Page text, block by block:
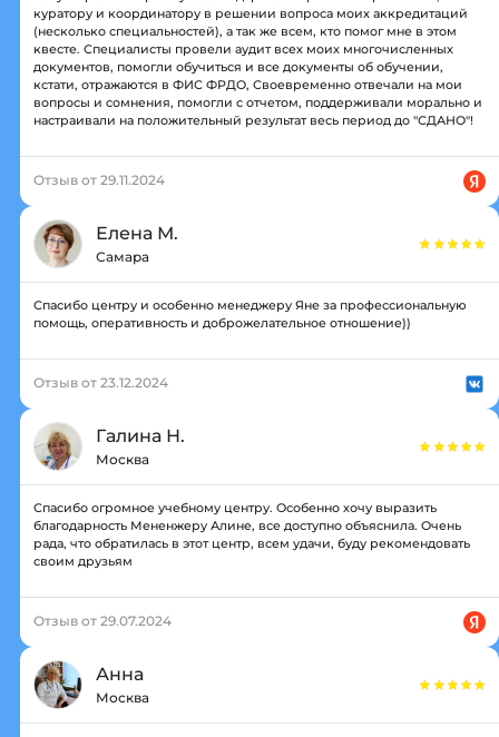
куратору и координатору в решении вопроса моих аккредитаций
(несколько специальностей), а так же всем, кто помог мне в этом
квесте. Специалисты провели аудит всех моих многочисленных
документов, помогли обучиться и все документы об обучении,
кстати, отражаются в ФИС ФРДО, Своевременно отвечали на мои
вопросы и сомнения, помогли с отчетом, поддерживали морально и
настраивали на положительный результат весь период до "СДАНО"!
Отзыв от 29.11.2024
Елена М.
Самара
Спасибо центру и особенно менеджеру Яне за профессиональную
помощь, оперативность и доброжелательное отношение))
Отзыв от 23.12.2024
Галина Н.
Москва
Спасибо огромное учебному центру. Особенно хочу выразить
благодарность Мененжеру Алине, все доступно объяснила. Очень
рада, что обратилась в этот центр, всем удачи, буду рекомендовать
своим друзьям
Отзыв от 29.07.2024
Анна
Москва